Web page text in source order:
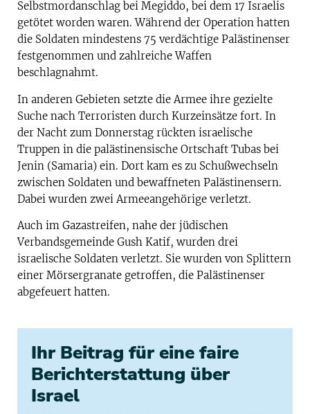
Selbstmordanschlag bei Megiddo, bei dem 17 Israelis
getötet worden waren. Während der Operation hatten
die Soldaten mindestens 75 verdächtige Palästinenser
festgenommen und zahlreiche Waffen
beschlagnahmt.
In anderen Gebieten setzte die Armee ihre gezielte
Suche nach Terroristen durch Kurzeinsätze fort. In
der Nacht zum Donnerstag rückten israelische
Truppen in die palästinensische Ortschaft Tubas bei
Jenin (Samaria) ein. Dort kam es zu Schußwechseln
zwischen Soldaten und bewaffneten Palästinensern.
Dabei wurden zwei Armeeangehörige verletzt.
Auch im Gazastreifen, nahe der jüdischen
Verbandsgemeinde Gush Katif, wurden drei
israelische Soldaten verletzt. Sie wurden von Splittern
einer Mörsergranate getroffen, die Palästinenser
abgefeuert hatten.
Ihr Beitrag für eine faire
Berichterstattung über
Israel